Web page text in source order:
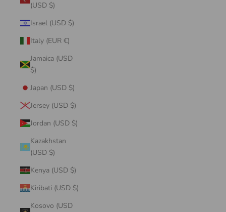
(USD $)
Israel (USD $)
Italy (EUR €)
Jamaica (USD
$)
Japan (USD $)
Jersey (USD $)
Jordan (USD $)
Kazakhstan
(USD $)
Kenya (USD $)
Kiribati (USD $)
Kosovo (USD